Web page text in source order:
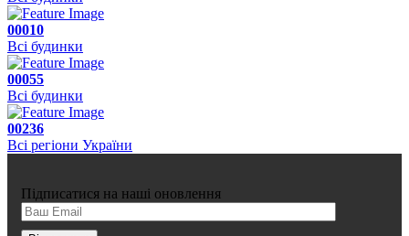
00010
Всі будинки
00055
Всі будинки
00236
Всі регіони України
Підписатися на наші оновлення